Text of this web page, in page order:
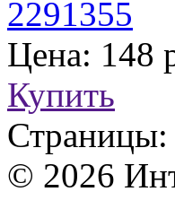
2291355
Цена: 148
Купить
Страницы:
© 2026